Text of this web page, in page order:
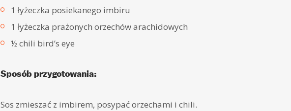
1 łyżeczka posiekanego imbiru
1 łyżeczka prażonych orzechów arachidowych
½ chili bird’s eye
Sposób przygotowania:
Sos zmieszać z imbirem, posypać orzechami i chili.